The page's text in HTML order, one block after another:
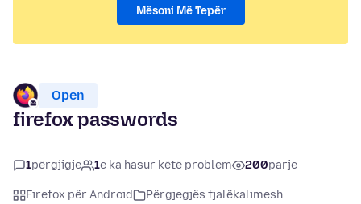
Mësoni Më Tepër
Open
firefox passwords
1përgjigje 1e ka hasur këtë problem 200parje
Firefox për Android
Përgjegjës fjalëkalimesh